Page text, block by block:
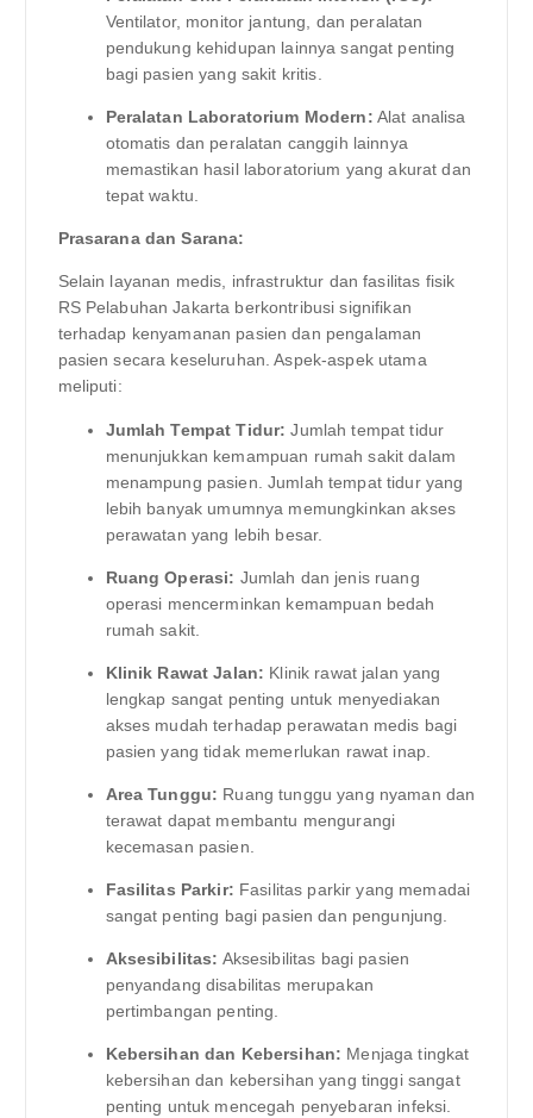
Ventilator, monitor jantung, dan peralatan
pendukung kehidupan lainnya sangat penting
bagi pasien yang sakit kritis.
Peralatan Laboratorium Modern: Alat analisa
otomatis dan peralatan canggih lainnya
memastikan hasil laboratorium yang akurat dan
tepat waktu.
Prasarana dan Sarana:
Selain layanan medis, infrastruktur dan fasilitas fisik
RS Pelabuhan Jakarta berkontribusi signifikan
terhadap kenyamanan pasien dan pengalaman
pasien secara keseluruhan. Aspek-aspek utama
meliputi:
Jumlah Tempat Tidur: Jumlah tempat tidur
menunjukkan kemampuan rumah sakit dalam
menampung pasien. Jumlah tempat tidur yang
lebih banyak umumnya memungkinkan akses
perawatan yang lebih besar.
Ruang Operasi: Jumlah dan jenis ruang
operasi mencerminkan kemampuan bedah
rumah sakit.
Klinik Rawat Jalan: Klinik rawat jalan yang
lengkap sangat penting untuk menyediakan
akses mudah terhadap perawatan medis bagi
pasien yang tidak memerlukan rawat inap.
Area Tunggu: Ruang tunggu yang nyaman dan
terawat dapat membantu mengurangi
kecemasan pasien.
Fasilitas Parkir: Fasilitas parkir yang memadai
sangat penting bagi pasien dan pengunjung.
Aksesibilitas: Aksesibilitas bagi pasien
penyandang disabilitas merupakan
pertimbangan penting.
Kebersihan dan Kebersihan: Menjaga tingkat
kebersihan dan kebersihan yang tinggi sangat
penting untuk mencegah penyebaran infeksi.